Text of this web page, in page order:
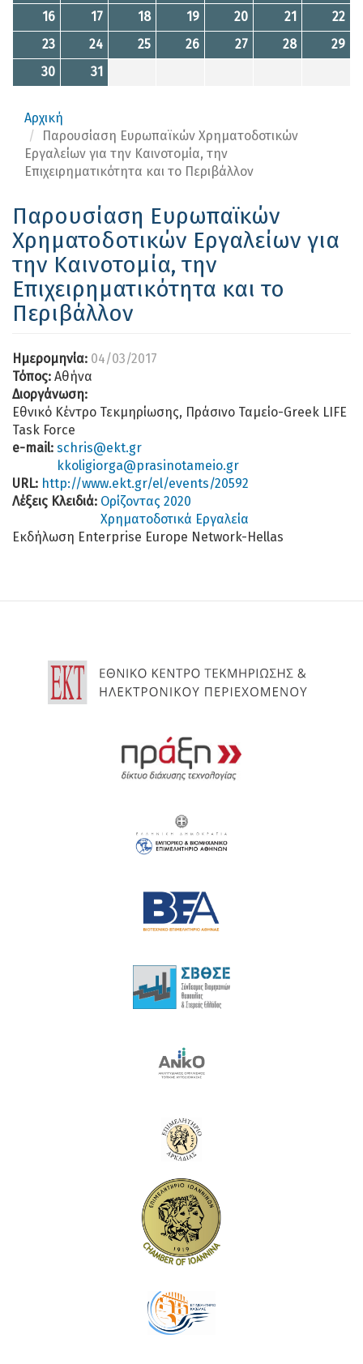
16
17 18 19 20 21
22
23
24 25 26 27 28
29
30
31
Αρχική
Παρουσίαση Ευρωπαϊκών Χρηματοδοτικών
Εργαλείων για την Καινοτομία, την
Επιχειρηματικότητα και το Περιβάλλον
Παρουσίαση Ευρωπαϊκών
Χρηματοδοτικών Εργαλείων για
την Καινοτομία, την
Επιχειρηματικότητα και το
Περιβάλλον
Ημερομηνία: 04/03/2017
Τόπος: Αθήνα
Διοργάνωση:
Εθνικό Κέντρο Τεκμηρίωσης, Πράσινο Ταμείο-Greek LIFE
Task Force
e-mail: schris@ekt.gr
kkoligiorga@prasinotameio.gr
URL: http://www.ekt.gr/el/events/20592
Λέξεις Κλειδιά: Ορίζοντας 2020
Χρηματοδοτικά Εργαλεία
Εκδήλωση Enterprise Europe Network-Hellas